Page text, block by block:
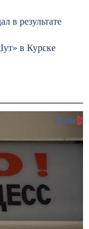
в результате
в Курске